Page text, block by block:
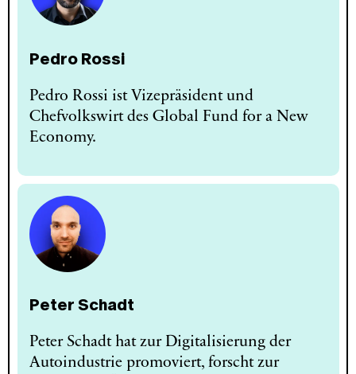
Pedro Rossi
Pedro Rossi ist Vizepräsident und
Chefvolkswirt des Global Fund for a New
Economy.
Peter Schadt
Peter Schadt hat zur Digitalisierung der
Autoindustrie promoviert, forscht zur